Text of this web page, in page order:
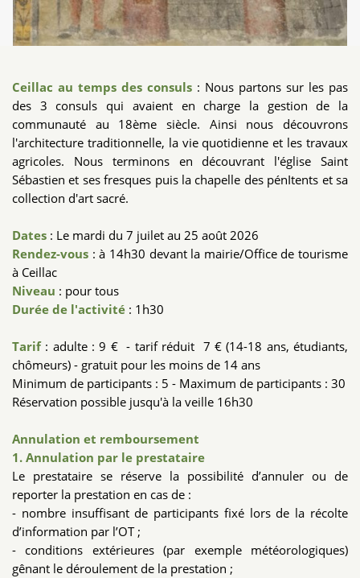
Ceillac au temps des consuls : Nous partons sur les pas
des 3 consuls qui avaient en charge la gestion de la
communauté au 18ème siècle. Ainsi nous découvrons
l'architecture traditionnelle, la vie quotidienne et les travaux
agricoles. Nous terminons en découvrant l'église Saint
Sébastien et ses fresques puis la chapelle des pénItents et sa
collection d'art sacré.
Dates : Le mardi du 7 juilet au 25 août 2026
Rendez-vous : à 14h30 devant la mairie/Office de tourisme
à Ceillac
Niveau : pour tous
Durée de l'activité : 1h30
Tarif : adulte : 9 € - tarif réduit 7 € (14-18 ans, étudiants,
chômeurs) - gratuit pour les moins de 14 ans
Minimum de participants : 5 - Maximum de participants : 30
Réservation possible jusqu'à la veille 16h30
Annulation et remboursement
1. Annulation par le prestataire
Le prestataire se réserve la possibilité d’annuler ou de
reporter la prestation en cas de :
- nombre insuffisant de participants fixé lors de la récolte
d’information par l’OT ;
- conditions extérieures (par exemple météorologiques)
gênant le déroulement de la prestation ;